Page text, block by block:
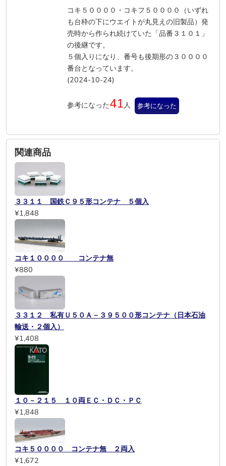
コキ５００００・コキフ５００００（いずれ
も台枠の下にウエイトが丸見えの旧製品）発
売時から作られ続けていた「品番３１０１」
の後継です。
５個入りになり、番号も後期形の３００００
番台となっています。
(2024-10-24)
参考になった41人 参考になった
関連商品
３３１１ 国鉄Ｃ９５形コンテナ ５個入
¥1,848
コキ１００００ コンテナ無
¥880
３３１２ 私有Ｕ５０Ａ－３９５００形コンテナ（日本石油
輸送・２個入）
¥1,408
１０－２１５ １０両ＥＣ・ＤＣ・ＰＣ
¥1,848
コキ５００００ コンテナ無 ２両入
¥1,672